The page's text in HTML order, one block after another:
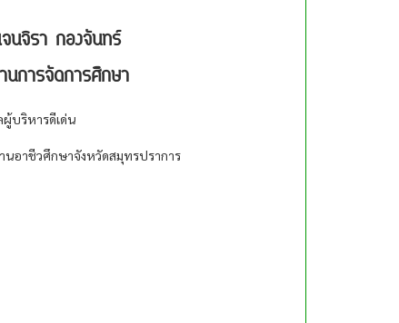
จนจิรา กองจันทร์
นการจัดการศึกษา
ผู้บริหารดีเด่น
นอาชีวศึกษาจังหวัดสมุทรปราการ